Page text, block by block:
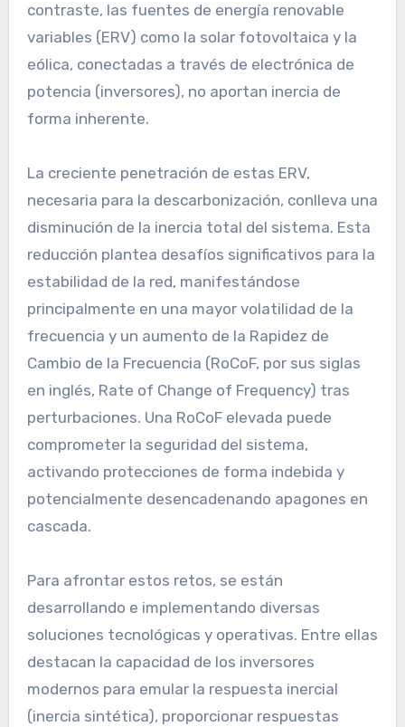
contraste, las fuentes de energía renovable
variables (ERV) como la solar fotovoltaica y la
eólica, conectadas a través de electrónica de
potencia (inversores), no aportan inercia de
forma inherente.
La creciente penetración de estas ERV,
necesaria para la descarbonización, conlleva una
disminución de la inercia total del sistema. Esta
reducción plantea desafíos significativos para la
estabilidad de la red, manifestándose
principalmente en una mayor volatilidad de la
frecuencia y un aumento de la Rapidez de
Cambio de la Frecuencia (RoCoF, por sus siglas
en inglés, Rate of Change of Frequency) tras
perturbaciones. Una RoCoF elevada puede
comprometer la seguridad del sistema,
activando protecciones de forma indebida y
potencialmente desencadenando apagones en
cascada.
Para afrontar estos retos, se están
desarrollando e implementando diversas
soluciones tecnológicas y operativas. Entre ellas
destacan la capacidad de los inversores
modernos para emular la respuesta inercial
(inercia sintética), proporcionar respuestas